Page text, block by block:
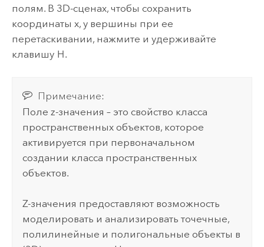
полям. В 3D-сценах, чтобы сохранить
координаты x, y вершины при ее
перетаскивании, нажмите и удерживайте
клавишу H.
Примечание:
Поле z-значения – это свойство класса
пространственных объектов, которое
активируется при первоначальном
создании класса пространственных
объектов.
Z-значения предоставляют возможность
моделировать и анализировать точечные,
полилинейные и полигональные объекты в